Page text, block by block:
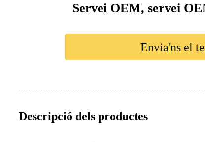
Servei OEM, servei
Envia'ns el
Descripció dels productes